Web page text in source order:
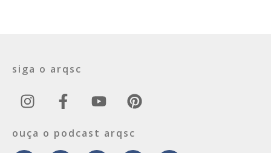
siga o arqsc
ouça o podcast arqsc